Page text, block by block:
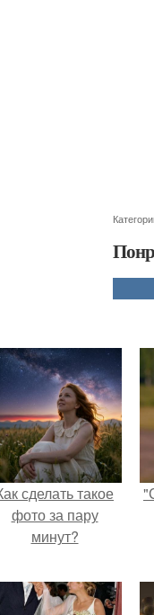
сделать такое
фото за пару
минут?